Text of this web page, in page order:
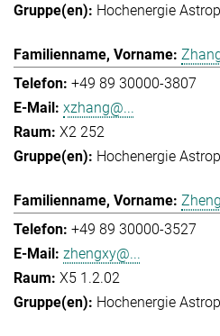
Hochenergie
+49 89 30000-3807
xzhang@...
X2 252
Hochenergie
+49 89 30000-3527
zhengxy@...
X5 1.2.02
Hochenergie